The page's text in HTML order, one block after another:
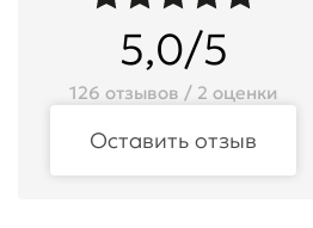
5,0/5
126 отзывов / 2 оценки
Оставить отзыв